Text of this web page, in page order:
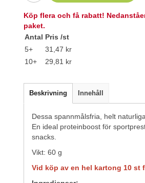
Köp flera och få rabatt!
paket.
Antal Pris /st
5+
31,47 kr
10+
29,81 kr
Beskrivning Innehåll
Dessa spannmålsfria, helt
En ideal proteinboost för
snacks.
Vikt: 60 g
Vid köp av en hel kartong 10 st